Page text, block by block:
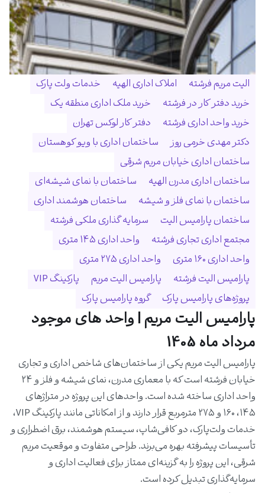
الیت مریم فرشته املاک اداری الهیه
خدمات ولت پارک
خرید دفتر کار در فرشته
خرید ملک اداری منطقه یک
خرید واحد اداری فرشته
دفتر کار لوکس تهران
دکتر مهدی خرمی روز
ساختمان اداری با ویو کوهستان
ساختمان اداری خیابان مریم شرقی
ساختمان اداری مدرن الهیه
ساختمان با نمای شیشه‌ای
ساختمان با نمای فلز و شیشه
ساختمان هوشمند اداری
ساختمان پارامیس الیت
سرمایه گذاری ملکی فرشته
مجتمع اداری تجاری فرشته
واحد اداری ۱۴۵ متری
واحد اداری ۱۶۰ متری
واحد اداری ۲۷۵ متری
پارامیس الیت فرشته
پارامیس الیت مریم
پارکینگ VIP
پروژه‌های پارامیس پارک
گروه پارامیس پارک
پارامیس الیت مریم | واحد های موجود
مرداد ماه 1405
پارامیس الیت مریم یکی از ساختمان‌های شاخص اداری و تجاری
خیابان فرشته است که با معماری مدرن، نمای شیشه و فلز و ۲۴
واحد اداری ساخته شده است. واحدهای این پروژه در متراژهای
۱۴۵، ۱۶۰ و ۲۷۵ مترمربع قرار دارند و از امکاناتی مانند پارکینگ VIP،
خدمات ولت‌پارک، دو کافی‌شاپ، سیستم هوشمند، برق اضطراری و
تأسیسات پیشرفته بهره می‌برند. طراحی متفاوت و موقعیت مریم
شرقی، این پروژه را به گزینه‌ای ممتاز برای فعالیت اداری و
سرمایه‌گذاری تبدیل کرده است.